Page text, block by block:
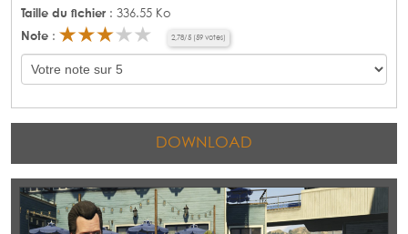
Taille du fichier : 336.55 Ko
Note : 2,78/5 59 votes)
DOWNLOAD